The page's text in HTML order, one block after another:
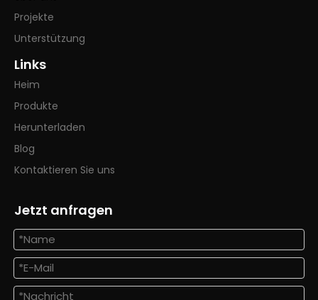
Projekte
Unterstützung
Links
Heim
Produkte
Herunterladen
Blog
Kontaktieren Sie uns
Jetzt anfragen